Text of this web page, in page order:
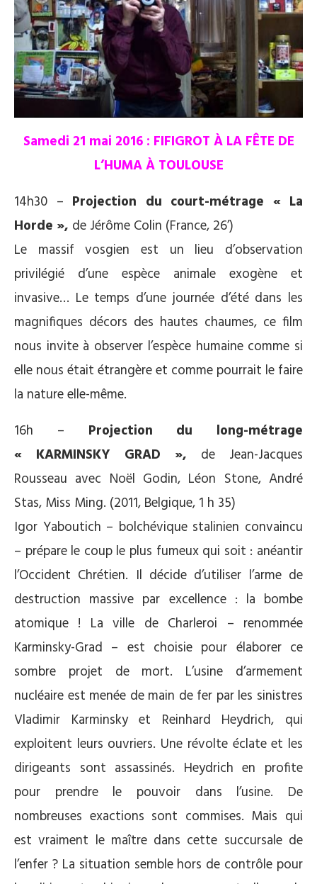
Samedi 21 mai 2016 : FIFIGROT À LA FÊTE DE
L’HUMA À TOULOUSE
14h30 – Projection du court-métrage « La
Horde », de Jérôme Colin (France, 26’)
Le massif vosgien est un lieu d’observation
privilégié d’une espèce animale exogène et
invasive… Le temps d’une journée d’été dans les
magnifiques décors des hautes chaumes, ce film
nous invite à observer l’espèce humaine comme si
elle nous était étrangère et comme pourrait le faire
la nature elle-même.
16h – Projection du long-métrage
« KARMINSKY GRAD », de Jean-Jacques
Rousseau avec Noël Godin, Léon Stone, André
Stas, Miss Ming. (2011, Belgique, 1 h 35)
Igor Yaboutich – bolchévique stalinien convaincu
– prépare le coup le plus fumeux qui soit : anéantir
l’Occident Chrétien. Il décide d’utiliser l’arme de
destruction massive par excellence : la bombe
atomique ! La ville de Charleroi – renommée
Karminsky-Grad – est choisie pour élaborer ce
sombre projet de mort. L’usine d’armement
nucléaire est menée de main de fer par les sinistres
Vladimir Karminsky et Reinhard Heydrich, qui
exploitent leurs ouvriers. Une révolte éclate et les
dirigeants sont assassinés. Heydrich en profite
pour prendre le pouvoir dans l’usine. De
nombreuses exactions sont commises. Mais qui
est vraiment le maître dans cette succursale de
l’enfer ? La situation semble hors de contrôle pour